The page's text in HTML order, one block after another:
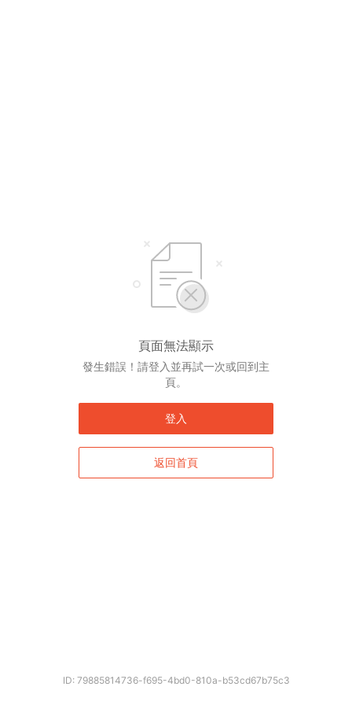
頁面無法顯示
發生錯誤！請登入並再試一次或回到主
頁。
登入
返回首頁
ID: 79885814736-f695-4bd0-810a-b53cd67b75c3